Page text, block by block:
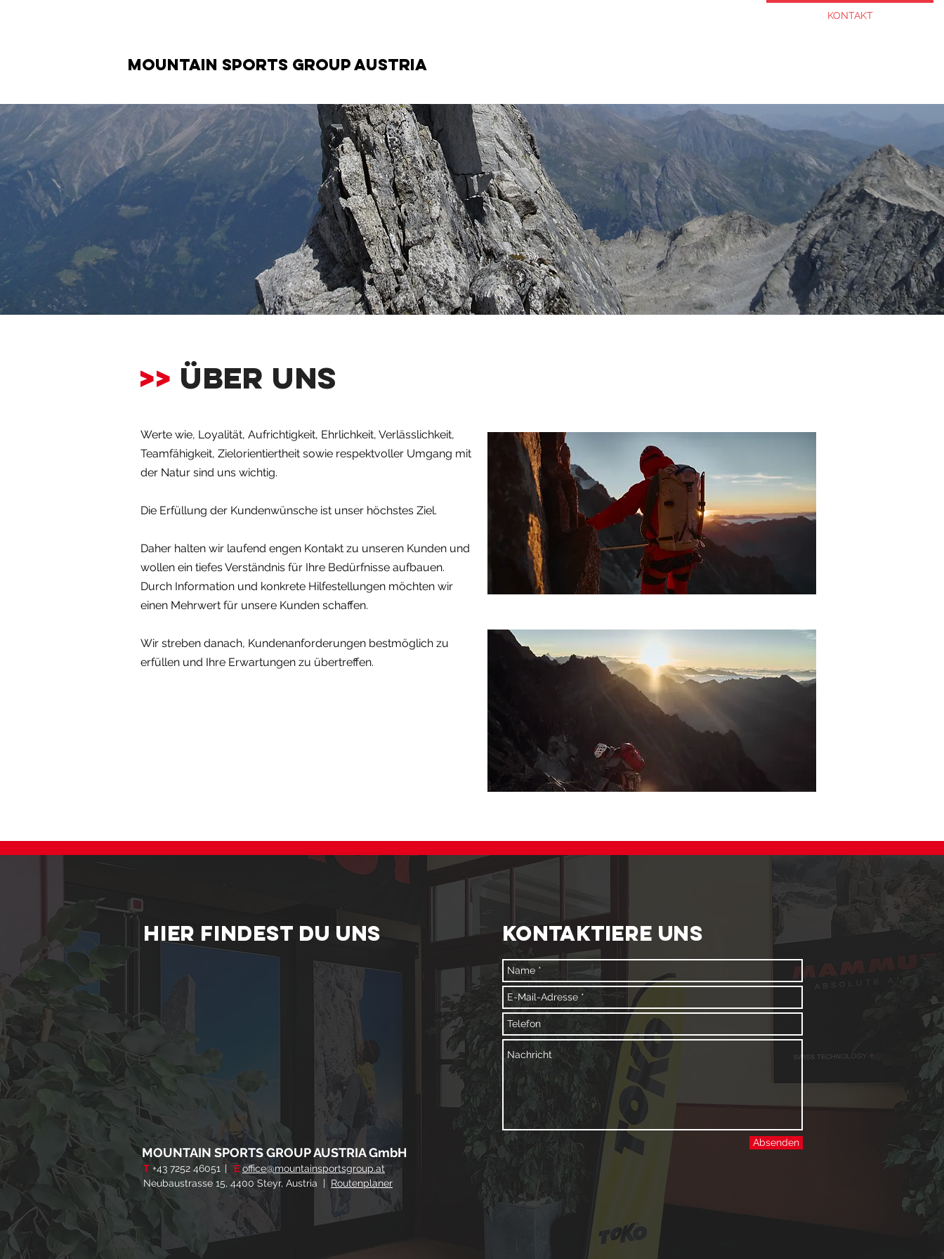
KONTAKT
MOUNTAIN SPORTS GROUP AUSTRIA
>> ÜBER UNS
Werte wie, Loyalität, Aufrichtigkeit, Ehrlichkeit, Verlässlichkeit,
Teamfähigkeit, Zielorientiertheit sowie respektvoller Umgang mit
der Natur sind uns wichtig.
Die Erfüllung der Kundenwünsche ist unser höchstes Ziel.
Daher halten wir laufend engen Kontakt zu unseren Kunden und
wollen ein tiefes Verständnis für Ihre Bedürfnisse aufbauen.
Durch Information und konkrete Hilfestellungen möchten wir
einen Mehrwert für unsere Kunden schaffen.
Wir streben danach, Kundenanforderungen bestmöglich zu
erfüllen und Ihre Erwartungen zu übertreffen.
HIER FINDEST DU UNS
T +43 7252 46051 | E office@mountainsportsgroup.at
Neubaustrasse 15, 4400 Steyr, Austria | Routenplaner
MOUNTAIN SPORTS GROUP AUSTRIA GmbH
KONTAKTIERE UNS
Absenden